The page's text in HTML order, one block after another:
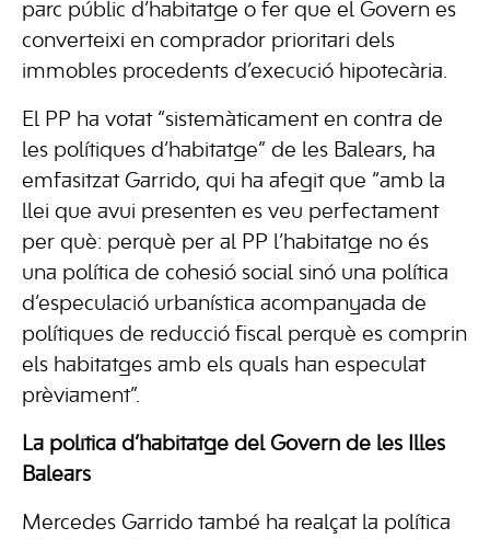
parc públic d’habitatge o fer que el Govern es
converteixi en comprador prioritari dels
immobles procedents d’execució hipotecària.
El PP ha votat “sistemàticament en contra de
les polítiques d’habitatge” de les Balears, ha
emfasitzat Garrido, qui ha afegit que “amb la
llei que avui presenten es veu perfectament
per què: perquè per al PP l’habitatge no és
una política de cohesió social sinó una política
d’especulació urbanística acompanyada de
polítiques de reducció fiscal perquè es comprin
els habitatges amb els quals han especulat
prèviament”.
La política d’habitatge del Govern de les Illes
Balears
Mercedes Garrido també ha realçat la política